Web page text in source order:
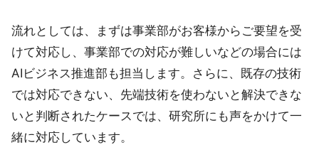
流れとしては、まずは事業部がお客様からご要望を受
けて対応し、事業部での対応が難しいなどの場合には
AIビジネス推進部も担当します。さらに、既存の技術
では対応できない、先端技術を使わないと解決できな
いと判断されたケースでは、研究所にも声をかけて一
緒に対応しています。